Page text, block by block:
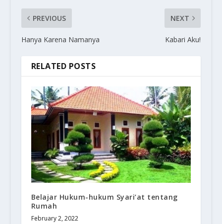
PREVIOUS
Hanya Karena Namanya
NEXT
Kabari Aku!
RELATED POSTS
Belajar Hukum-hukum Syari’at tentang
Rumah
February 2, 2022